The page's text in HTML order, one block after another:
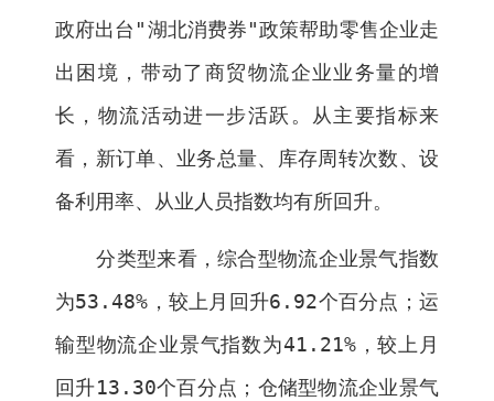
政府出台"湖北消费券"政策帮助零售企业走
出困境，带动了商贸物流企业业务量的增
长，物流活动进一步活跃。从主要指标来
看，新订单、业务总量、库存周转次数、设
备利用率、从业人员指数均有所回升。
分类型来看，综合型物流企业景气指数
为53.48% ，较上月回升6.92个百分点；运
输型物流企业景气指数为41.21%，较上月
回升13.30个百分点；仓储型物流企业景气